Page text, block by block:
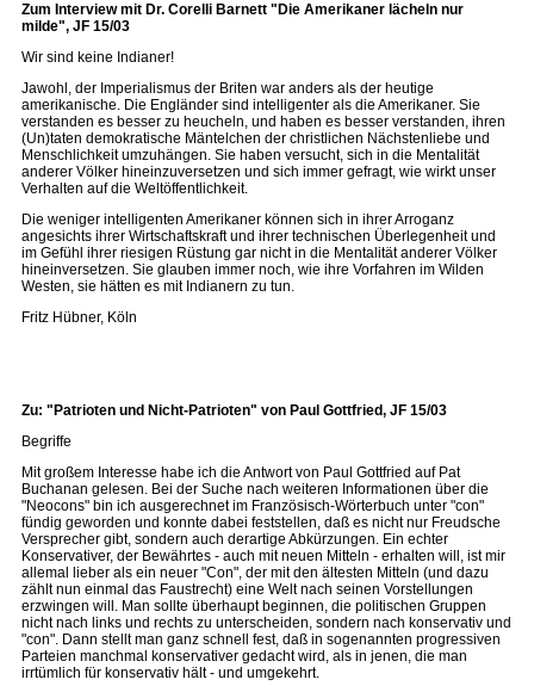
Zum Interview mit Dr. Corelli Barnett "Die Amerikaner lächeln nur
milde", JF 15/03
Wir sind keine Indianer!
Jawohl, der Imperialismus der Briten war anders als der heutige
amerikanische. Die Engländer sind intelligenter als die Amerikaner. Sie
verstanden es besser zu heucheln, und haben es besser verstanden, ihren
(Un)taten demokratische Mäntelchen der christlichen Nächstenliebe und
Menschlichkeit umzuhängen. Sie haben versucht, sich in die Mentalität
anderer Völker hineinzuversetzen und sich immer gefragt, wie wirkt unser
Verhalten auf die Weltöffentlichkeit.
Die weniger intelligenten Amerikaner können sich in ihrer Arroganz
angesichts ihrer Wirtschaftskraft und ihrer technischen Überlegenheit und
im Gefühl ihrer riesigen Rüstung gar nicht in die Mentalität anderer Völker
hineinversetzen. Sie glauben immer noch, wie ihre Vorfahren im Wilden
Westen, sie hätten es mit Indianern zu tun.
Fritz Hübner, Köln
Zu: "Patrioten und Nicht-Patrioten" von Paul Gottfried, JF 15/03
Begriffe
Mit großem Interesse habe ich die Antwort von Paul Gottfried auf Pat
Buchanan gelesen. Bei der Suche nach weiteren Informationen über die
"Neocons" bin ich ausgerechnet im Französisch-Wörterbuch unter "con"
fündig geworden und konnte dabei feststellen, daß es nicht nur Freudsche
Versprecher gibt, sondern auch derartige Abkürzungen. Ein echter
Konservativer, der Bewährtes - auch mit neuen Mitteln - erhalten will, ist mir
allemal lieber als ein neuer "Con", der mit den ältesten Mitteln (und dazu
zählt nun einmal das Faustrecht) eine Welt nach seinen Vorstellungen
erzwingen will. Man sollte überhaupt beginnen, die politischen Gruppen
nicht nach links und rechts zu unterscheiden, sondern nach konservativ und
"con". Dann stellt man ganz schnell fest, daß in sogenannten progressiven
Parteien manchmal konservativer gedacht wird, als in jenen, die man
irrtümlich für konservativ hält - und umgekehrt.